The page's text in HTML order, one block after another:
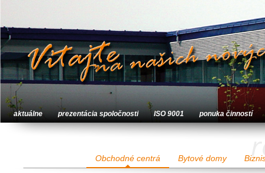
aktuálne prezentácia spoločnosti ISO 9001 ponuka činností
Obchodné centrá Bytové domy